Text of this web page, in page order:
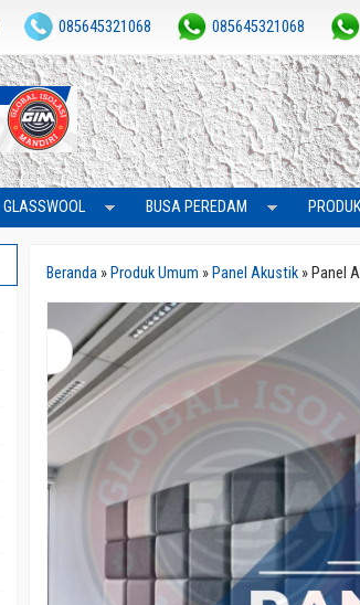
085645321068 085645321068
GLASSWOOL BUSA PEREDAM
Beranda » Produk Umum » Panel Akustik » Panel